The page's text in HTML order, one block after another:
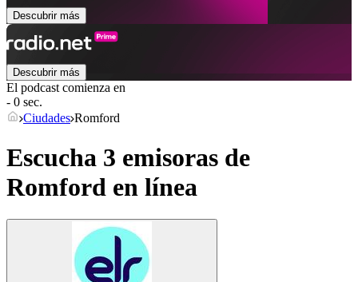
Descubrir más
Descubrir más
El podcast comienza en
- 0 sec.
Ciudades Romford
Escucha 3 emisoras de
Romford en línea